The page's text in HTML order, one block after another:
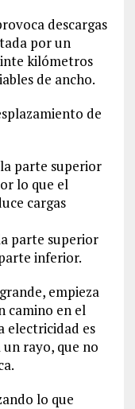
descargas
por un
kilómetros
de ancho.
de
parte superior
lo que el
cargas
parte superior
inferior.
empieza
camino en el
electricidad es
rayo, que no
lo que